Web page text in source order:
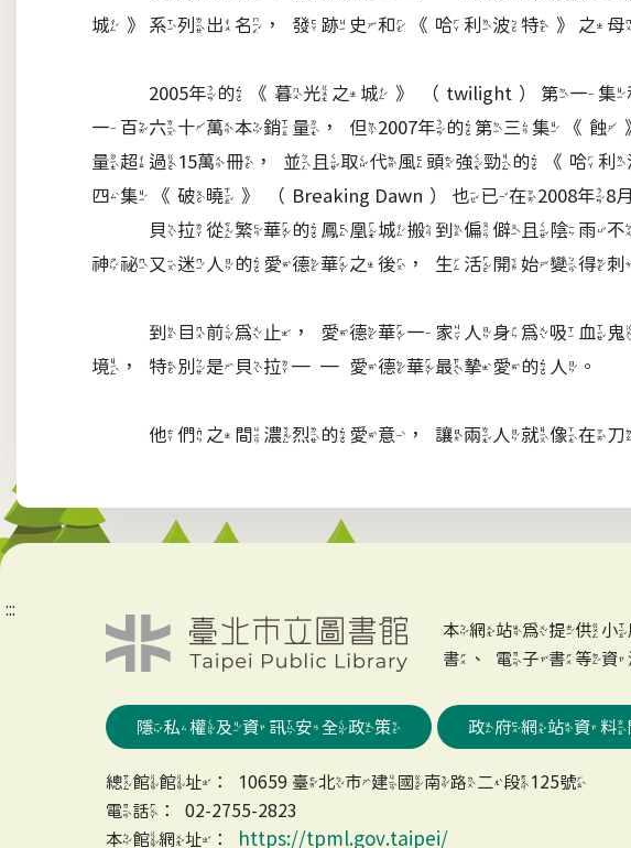
城》系列出名，發跡史和《哈利波特》之
2005年的《暮光之城》（twilight）第一集
一百六十萬本銷量，但2007年的第三集《蝕
量超過15萬冊，並且取代風頭強勁的《哈
四集《破曉》（Breaking Dawn）也已在2008年8
貝拉從繁華的鳳凰城搬到偏僻且陰雨不
神祕又迷人的愛德華之後，生活開始變得
到目前為止，愛德華一家人身為吸血鬼
境，特別是貝拉──愛德華最摯愛的人。
他們之間濃烈的愛意，讓兩人就像在刀
:::
本網站為提供
書、電子書等
隱私權及資訊安全政策 政府網站資
總館館址：10659 臺北市建國南路二段125號
電話：02-2755-2823
本館網址：
https://tpml.gov.taipei/